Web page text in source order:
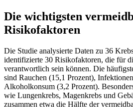
Die wichtigsten
Risikofaktoren
Die Studie analysierte Daten zu 36
identifizierte 30 Risikofaktoren, die für
verantwortlich sein können. Die
sind Rauchen (15,1 Prozent),
Alkoholkonsum (3,2 Prozent).
wie Lungenkrebs, Magenkrebs und
zusammen etwa die Hälfte der